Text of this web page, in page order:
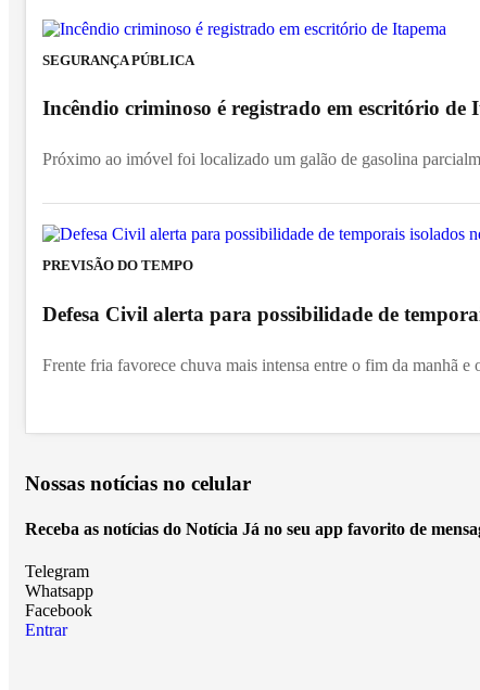
SEGURANÇA PÚBLICA
Incêndio criminoso é registrado em escritório de
Próximo ao imóvel foi localizado um galão de gasolina
PREVISÃO DO TEMPO
Defesa Civil alerta para possibilidade de
Frente fria favorece chuva mais intensa entre o fim da manhã e
Nossas notícias no celular
Receba as notícias do Notícia Já no seu app favorito de
Telegram
Whatsapp
Facebook
Entrar